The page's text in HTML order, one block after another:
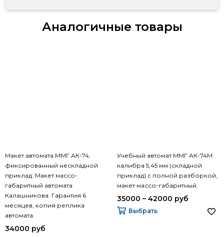
Аналогичные товары
Макет автомата ММГ АК-74,
фиксированный нескладной
приклад. Макет массо-
габаритный автомата
Калашникова. Гарантия 6
месяцев, копия реплика
автомата
34000 руб
Учебный автомат ММГ АК-74М
калибра 5,45 мм (складной
приклад) с полной разборкой,
макет массо-габаритный.
35000 – 42000 руб
Выбрать